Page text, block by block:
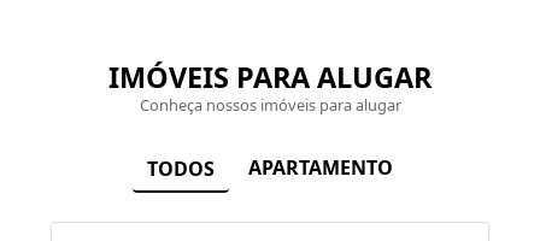
IMÓVEIS PARA ALUGAR
Conheça nossos imóveis para alugar
TODOS APARTAMENTO